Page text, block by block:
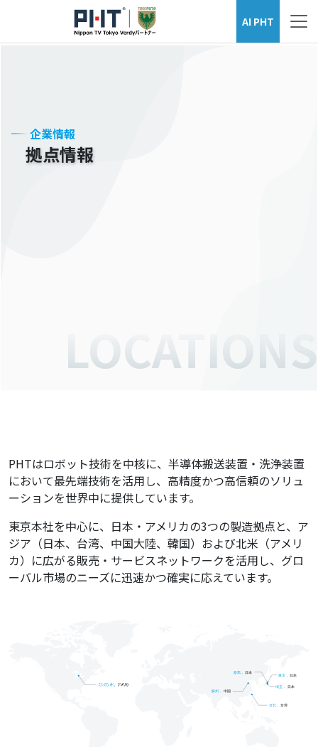
AI PHT
企業情報
拠点情報
LOCATIONS
PHTはロボット技術を中核に、半導体搬送装置・洗浄装置
において最先端技術を活用し、高精度かつ高信頼のソリュ
ーションを世界中に提供しています。
東京本社を中心に、日本・アメリカの3つの製造拠点と、ア
ジア（日本、台湾、中国大陸、韓国）および北米（アメリ
カ）に広がる販売・サービスネットワークを活用し、グロ
ーバル市場のニーズに迅速かつ確実に応えています。